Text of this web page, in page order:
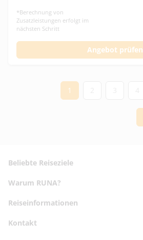
*Berechnung von
Zusatzleistungen erfolgt im
nächsten Schritt
Angebot prüfen
1
Footer navigation
Beliebte Reiseziele
Nord- & Ostsee
Kanaren
Balearen
Warum RUNA?
✅ Marktführer seit 2006
✅ 25.000 Reisende
Reiseinformationen
Reisekatalog bestellen
Kontakt